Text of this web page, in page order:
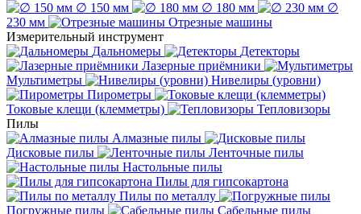
∅ 150 мм
∅ 180 мм
∅
230 мм
Отрезные машины
Измерительный инструмент
Дальномеры
Детекторы
Лазерные приёмники
Мультиметры
Нивелиры (уровни)
Пирометры
Токовые клещи (клемметры)
Тепловизоры
Пилы
Алмазные пилы
Дисковые пилы
Ленточные пилы
Настольные пилы
Пилы для гипсокартона
Пилы по металлу
Погружные пилы
Сабельные пилы